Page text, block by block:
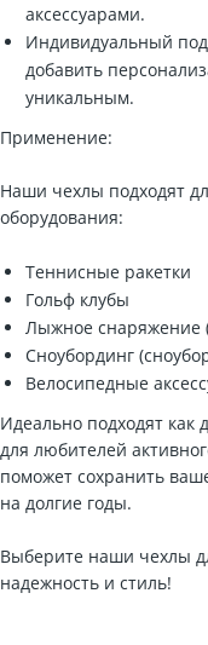
аксессуарами.
Индивидуальный
добавить
уникальным.
Применение:
Наши чехлы подходят
оборудования:
Теннисные ракетки
Гольф клубы
Лыжное снаряжение
Сноубординг
Велосипедные
Идеально подходят как
для любителей
поможет сохранить
на долгие годы.
Выберите наши чехлы
надежность и стиль!